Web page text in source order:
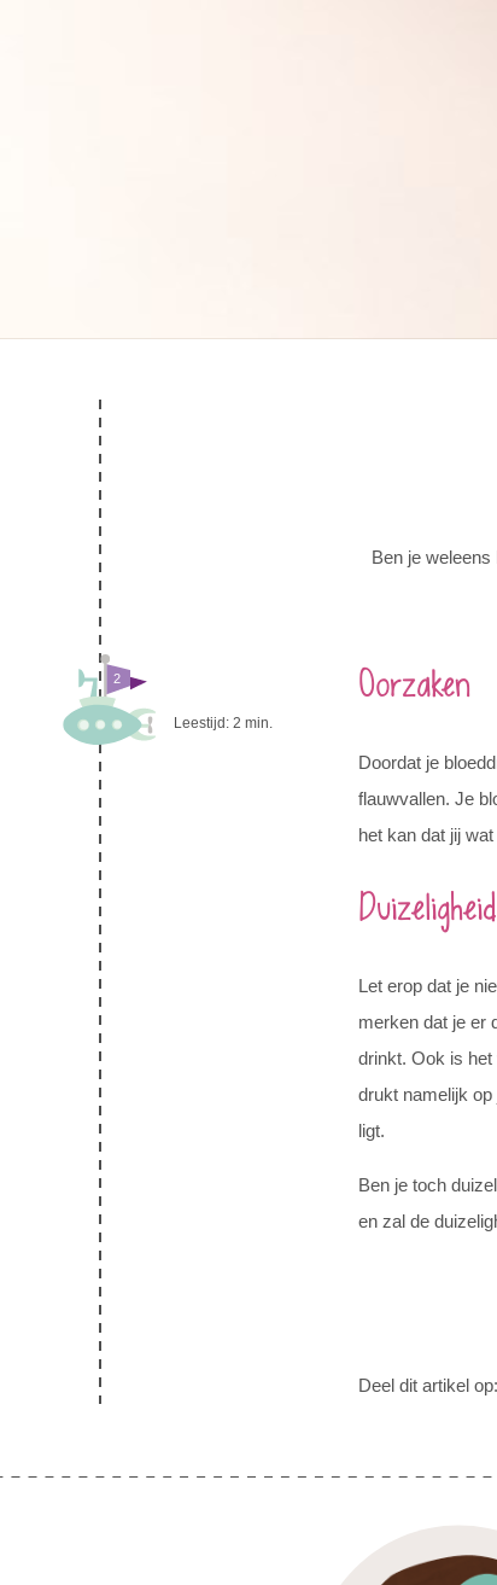
Ben je
Oorzaken
Doordat je
flauwvallen. Je
het kan dat jij
Let erop dat je
merken dat je er
drinkt. Ook is het
drukt namelijk
ligt.
Ben je toch
en zal de
2
Leestijd:2 min.
Deel dit artikel op: